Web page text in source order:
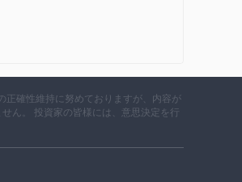
正確性維持に努めておりますが、内容が
ん。 投資家の皆様には、意思決定を行